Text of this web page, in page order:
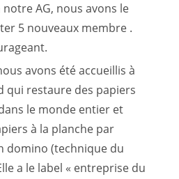
notre AG, nous avons le
5 nouveaux membre .
avons été accueillis à
qui restaure des papiers
le monde entier et
à la planche par
domino (technique du
a le label « entreprise du